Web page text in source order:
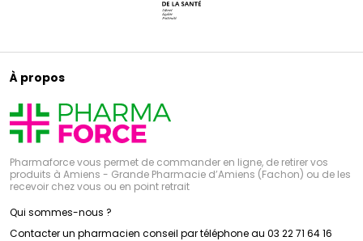
À propos
Pharmaforce vous permet de commander en ligne, de retirer vos
produits à Amiens - Grande Pharmacie d’Amiens (Fachon) ou de les
recevoir chez vous ou en point retrait
Qui sommes-nous ?
Contacter un pharmacien conseil par téléphone au 03 22 71 64 16